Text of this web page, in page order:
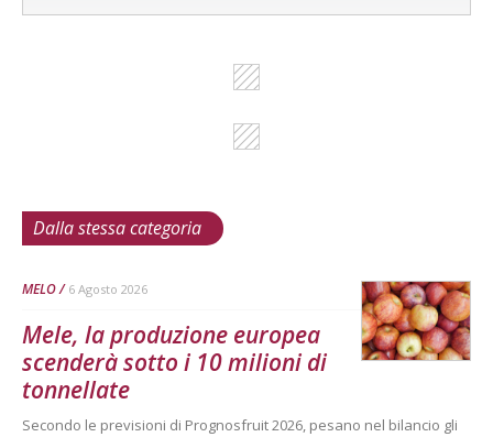
Dalla stessa categoria
MELO 6 Agosto 2026
Mele, la produzione europea
scenderà sotto i 10 milioni di
tonnellate
Secondo le previsioni di Prognosfruit 2026, pesano nel bilancio gli